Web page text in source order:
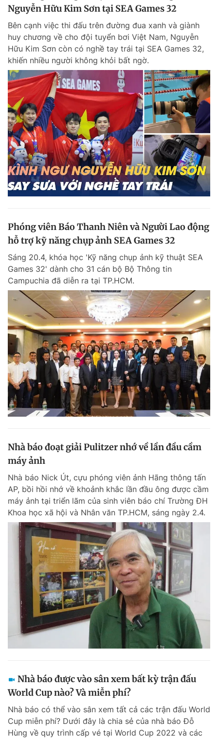
Nguyễn Hữu Kim Sơn tại SEA Games 32
Bên cạnh việc thi đấu trên đường đua xanh và giành
huy chương về cho đội tuyển bơi Việt Nam, Nguyễn
Hữu Kim Sơn còn có nghề tay trái tại SEA Games 32,
khiến nhiều người không khỏi bất ngờ.
Phóng viên Báo Thanh Niên và Người Lao động
hỗ trợ kỹ năng chụp ảnh SEA Games 32
Sáng 20.4, khóa học 'Kỹ năng chụp ảnh kỹ thuật SEA
Games 32' dành cho 31 cán bộ Bộ Thông tin
Campuchia đã diễn ra tại TP.HCM.
Nhà báo đoạt giải Pulitzer nhớ về lần đầu cầm
máy ảnh
Nhà báo Nick Út, cựu phóng viên ảnh Hãng thông tấn
AP, bồi hồi nhớ về khoảnh khắc lần đầu ông được cầm
máy ảnh tại triển lãm của sinh viên báo chí Trường ĐH
Khoa học xã hội và Nhân văn TP.HCM, sáng ngày 2.4.
Nhà báo được vào sân xem bất kỳ trận đấu
World Cup nào? Và miễn phí?
Nhà báo có thể vào sân xem tất cả các trận đấu World
Cup miễn phí? Dưới đây là chia sẻ của nhà báo Đỗ
Hùng về quy trình cấp vé tại World Cup 2022 và các